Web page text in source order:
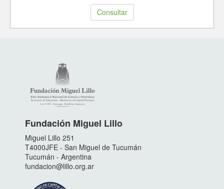
Consultar
Fundación Miguel Lillo
Miguel Lillo 251
T4000JFE - San Miguel de Tucumán
Tucumán - Argentina
fundacion@lillo.org.ar